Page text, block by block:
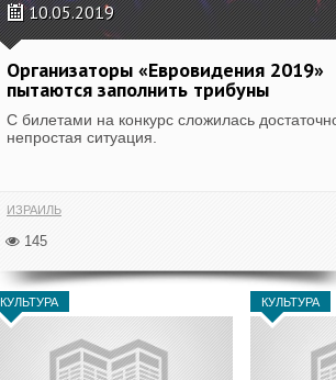
10.05.2019
Организаторы «Евровидения 2019»
пытаются заполнить трибуны
С билетами на конкурс сложилась
непростая ситуация.
ИЗРАИЛЬ
145
КУЛЬТУРА КУЛЬТУРА